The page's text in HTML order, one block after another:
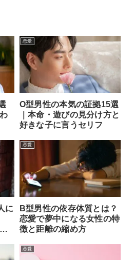
恋愛
O型男性の本気の証拠15選
｜本命・遊びの見分け方と
好きな子に言うセリフ
に
恋愛
B型男性の依存体質とは？
恋愛で夢中になる女性の特
徴と距離の縮め方
恋愛